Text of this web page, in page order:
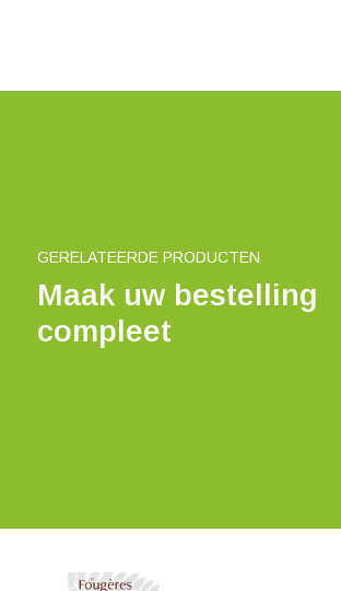
GERELATEERDE PRODUCTEN
Maak uw bestelling
compleet
und
Bärlappe